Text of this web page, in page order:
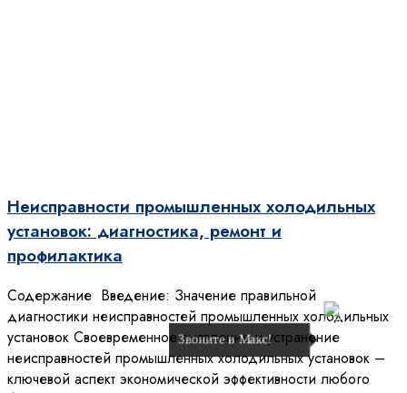
Неисправности промышленных холодильных
установок: диагностика, ремонт и
профилактика
Содержание Введение: Значение правильной
диагностики неисправностей промышленных холодильных
установок Своевременное выявление и устранение
неисправностей промышленных холодильных установок –
ключевой аспект экономической эффективности любого
Звоните в Макс!